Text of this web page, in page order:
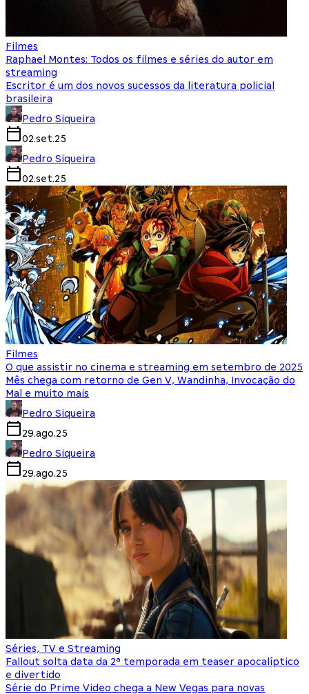
Filmes
Raphael Montes: Todos os filmes e séries do autor em
streaming
Escritor é um dos novos sucessos da literatura policial
brasileira
Pedro Siqueira
02.set.25
Pedro Siqueira
02.set.25
Filmes
O que assistir no cinema e streaming em setembro de 2025
Mês chega com retorno de Gen V, Wandinha, Invocação do
Mal e muito mais
Pedro Siqueira
29.ago.25
Pedro Siqueira
29.ago.25
Séries, TV e Streaming
Fallout solta data da 2ª temporada em teaser apocalíptico
e divertido
Série do Prime Video chega a New Vegas para novas